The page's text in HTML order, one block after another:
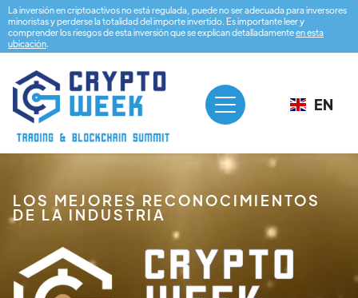
La inversión en criptoactivos no está regulada, puede no ser adecuada para inversores
minoristas y perderse la totalidad del importe invertido. Es importante leer y
comprender los riesgos de esta inversión que se explican detalladamenteen esta
ubicación.
EN
LOS MEJORES RECONOCIMIENTOS
DE LA INDUSTRIA